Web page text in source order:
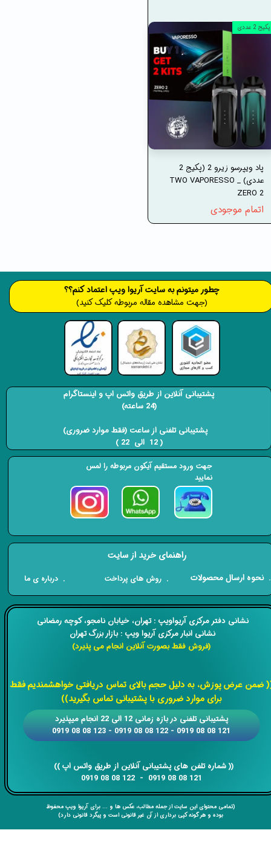
پاد ویپرسو زیرو 2 (پکیج 2
عددی) _ TWO VAPORESSO
ZERO 2
اتمام موجودی
پکیج 2 عددی
​​نشانی دفتر مرکزی آریواویپ : تهران، خیابان نامجو،کوچه رمضانی
نشانی انبار مرکزی آریوا ویپ : بازار بزرگ تهران
(فروش فقط بصورت آنلاین انجام می پذیرد)
ضمن عرض پوزش، به دلیل حجم بالای تماس دریافتی خواهشمندیم فقط
برای موارد ضروری با پشتیبانی تماس بگیرید))
​​​​​​​​​​​​​​(( ​​​​​​​شماره تلفن های پشتیبانی آنلاین از طریق واتس اپ ))
​​​​​​​121 08 08 0919 - 122 08 08 0919
​​پشتیبانی تلفنی در بازه زمانی 12 الی 22 انجام میپذیرد
121 08 08 0919 - 122 08 08 0919 - 123 08 08 0919
(تمامی محتوای این سایت از جمله مطالب، عکس ها و ... برای آریوا ویپ محفوظ
بوده و هر گونه کپی برداری از آن غیر قانونی است و پیگرد قانونی دارد)
​​​چطور میتونم به سایت آریوا ویپ اعتماد کنم؟؟
(جهت مشاهده مقاله مربوطه کلیک کنید)
راهنمای خرید از سایت
​. نحوه ارسال محصولات . روش های پرداخت . درباره ی ما
پشتیبانی آنلاین از طریق واتس اپ و اینستاگرام
(24 ساعته)
​​​​​​​ پشتیبانی تلفنی از ساعت (فقط موارد ضروری)
( 12 الی 22 ) ​​​​​​​
جهت ورود مستقیم آیکون مربوطه را لمس
نمایید